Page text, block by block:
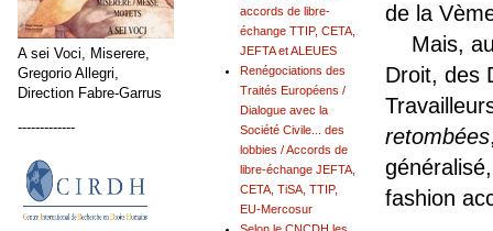
de la
Mais, au
Droit, des
retombées
fashion
accords de libre-
échange TTIP, CETA,
JEFTA et ALEUES
Renégociations des
Traités Européens /
Dialogue avec la
Société Civile... des
lobbies / Accords de
libre-échange JEFTA,
CETA, TiSA, TTIP,
EU-Mercosur
A sei Voci, Miserere,
Gregorio Allegri,
Direction Fabre-Garrus
-------------